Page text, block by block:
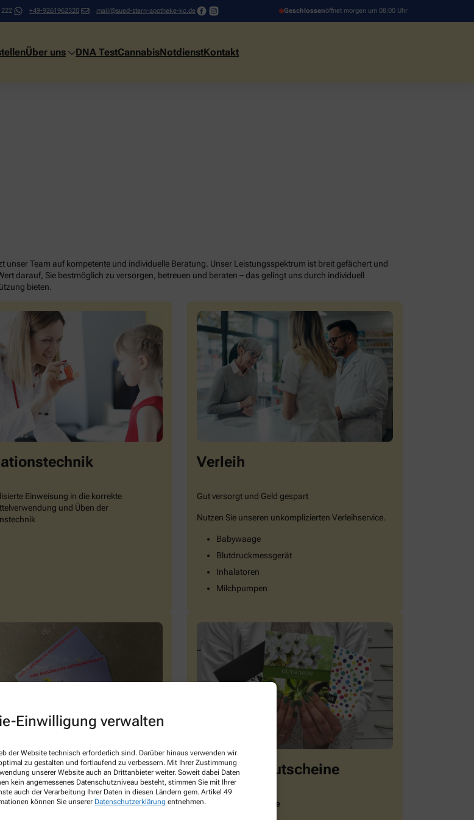
Einwilligung verwalten
der Website technisch erforderlich sind. Darüber hinaus verwenden wir
zu gestalten und fortlaufend zu verbessern. Mit Ihrer Zustimmung
unserer Website auch an Drittanbieter weiter. Soweit dabei Daten
kein angemessenes Datenschutzniveau besteht, stimmen Sie mit Ihrer
auch der Verarbeitung Ihrer Daten in diesen Ländern gem. Artikel 49
können Sie unserer Datenschutzerklärung entnehmen.
+49-9261962320 mail@sued-stern-apotheke-kc.de Geschlossenöffnet morgen um 08:00 Uhr
Über uns DNA TestCannabisNotdienstKontakt
Team auf kompetente und individuelle Beratung. Unser Leistungsspektrum ist breit gefächert und
darauf, Sie bestmöglich zu versorgen, betreuen und beraten – das gelingt uns durch individuell
bieten.
Einweisung in die korrekte
und Üben der
Verleih
Gut versorgt und Geld gespart
Nutzen Sie unseren unkomplizierten Verleihservice.
Babywaage
Blutdruckmessgerät
Inhalatoren
Milchpumpen
mit Ihrer Kundenkarte
Geschenkgutscheine
Immer eine gute Idee